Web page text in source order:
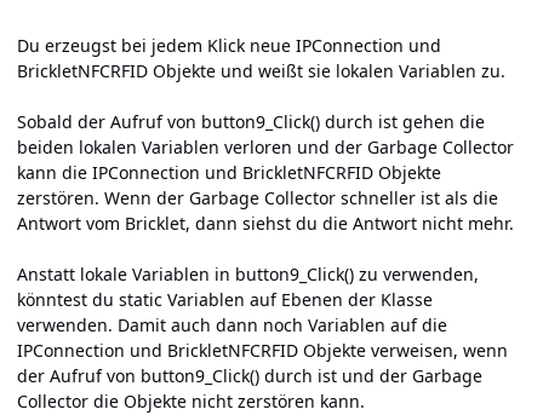
Du erzeugst bei jedem Klick neue IPConnection und
BrickletNFCRFID Objekte und weißt sie lokalen Variablen zu.
Sobald der Aufruf von button9_Click() durch ist gehen die
beiden lokalen Variablen verloren und der Garbage Collector
kann die IPConnection und BrickletNFCRFID Objekte
zerstören. Wenn der Garbage Collector schneller ist als die
Antwort vom Bricklet, dann siehst du die Antwort nicht mehr.
Anstatt lokale Variablen in button9_Click() zu verwenden,
könntest du static Variablen auf Ebenen der Klasse
verwenden. Damit auch dann noch Variablen auf die
IPConnection und BrickletNFCRFID Objekte verweisen, wenn
der Aufruf von button9_Click() durch ist und der Garbage
Collector die Objekte nicht zerstören kann.